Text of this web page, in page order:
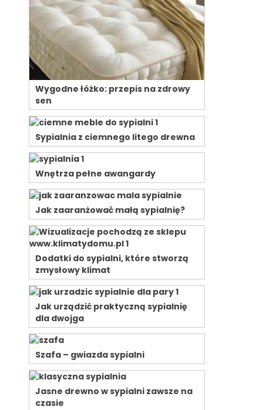
Wygodne łóżko: przepis na zdrowy
sen
Sypialnia z ciemnego litego drewna
Wnętrza pełne awangardy
Jak zaaranżować małą sypialnię?
Dodatki do sypialni, które stworzą
zmysłowy klimat
Jak urządzić praktyczną sypialnię
dla dwojga
Szafa – gwiazda sypialni
Jasne drewno w sypialni zawsze na
czasie